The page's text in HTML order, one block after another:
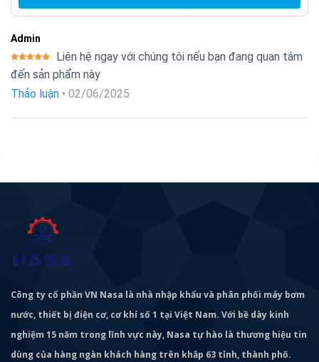
Admin
Được xếp
hạng
55
Liên hệ ngay với chúng tôi nếu bạn đang quan tâm
đến sản phẩm này
Thảo luận • 02/06/2025
Công ty cổ phần VN Nasa là nhà nhập khẩu và phân phối máy bơm
nước, thiết bị điện cơ, cơ khí số 1 tại Việt Nam. Với bề dày kinh
nghiệm 15 năm trong lĩnh vực này, Nasa tự hào là thương hiệu tin
dùng của hàng ngàn khách hàng trên khắp 63 tỉnh, thành phố.